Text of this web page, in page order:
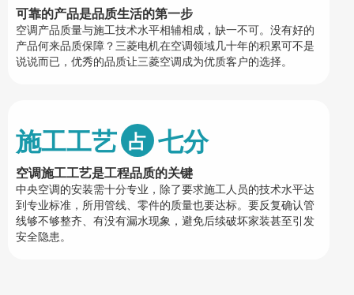
可靠的产品是品质生活的第一步
空调产品质量与施工技术水平相辅相成，缺一不可。没有好的
产品何来品质保障？三菱电机在空调领域几十年的积累可不是
说说而已，优秀的品质让三菱空调成为优质客户的选择。
施工工艺 占 七分
空调施工工艺是工程品质的关键
中央空调的安装需十分专业，除了要求施工人员的技术水平达
到专业标准，所用管线、零件的质量也要达标。要反复确认管
线够不够整齐、有没有漏水现象，避免后续破坏家装甚至引发
安全隐患。